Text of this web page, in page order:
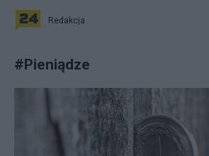
Redakcja
#Pieniądze